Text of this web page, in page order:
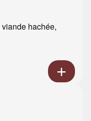
hachée,